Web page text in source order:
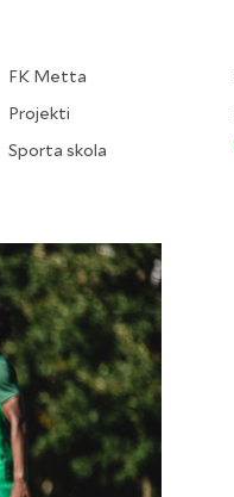
FK Metta
Projekti
Sporta skola